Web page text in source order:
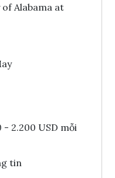
Alabama at
- 2.200 USD mỗi
tin